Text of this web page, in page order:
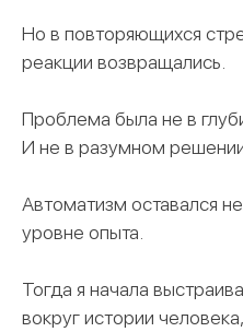
Но в повторяющихся
реакции возвращались.
Проблема была не в
И не в разумном
Автоматизм оставался
уровне опыта.
Тогда я начала
вокруг истории человека,